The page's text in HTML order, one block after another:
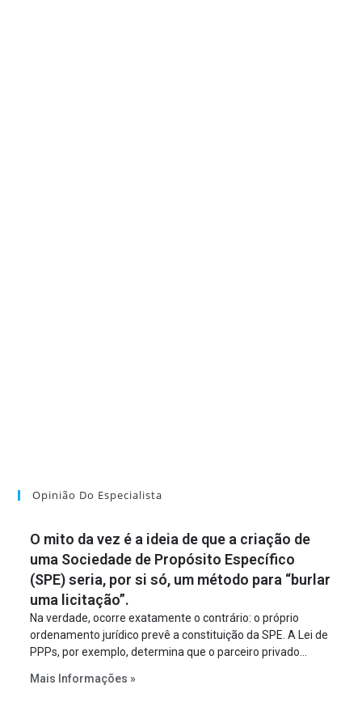
Opinião Do Especialista
O mito da vez é a ideia de que a criação de
uma Sociedade de Propósito Específico
(SPE) seria, por si só, um método para “burlar
uma licitação”.
Na verdade, ocorre exatamente o contrário: o próprio
ordenamento jurídico prevê a constituição da SPE. A Lei de
PPPs, por exemplo, determina que o parceiro privado
empreendimento. Ou seja, a suposta “fraude à licitação” é
Mais Informações »